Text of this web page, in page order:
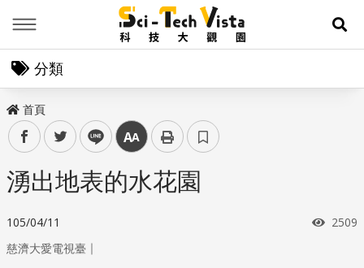
展
分類
首頁
facebooktwitter line 中
湧出地表的水花園
105/04/11 瀏覽
2509
慈濟大愛電視臺 ｜